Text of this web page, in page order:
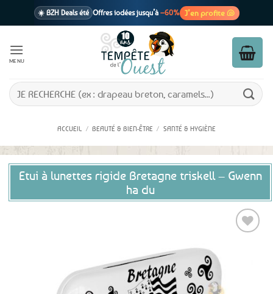
☀️ BZH Deals été Offres iodées jusqu’à –60% J’en profite 🐚
1 cadeau offertdès 39€ d’achats
En point relais dès 3,95€ seulement
MENU
Recherche
pour :
ACCUEIL / BEAUTÉ & BIEN-ÊTRE / SANTÉ & HYGIÈNE
Etui à lunettes rigide Bretagne triskell – Gwenn
ha du